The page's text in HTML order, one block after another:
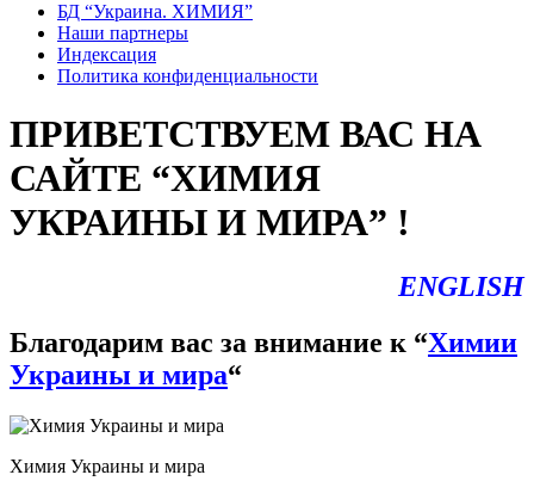
БД “Украина. ХИМИЯ”
Наши партнеры
Индексация
Политика конфиденциальности
ПРИВЕТСТВУЕМ ВАС НА
САЙТЕ “ХИМИЯ
УКРАИНЫ И МИРА” !
ENGLISH
Благодарим вас за внимание к “Химии
Украины и мира“
Химия Украины и мира